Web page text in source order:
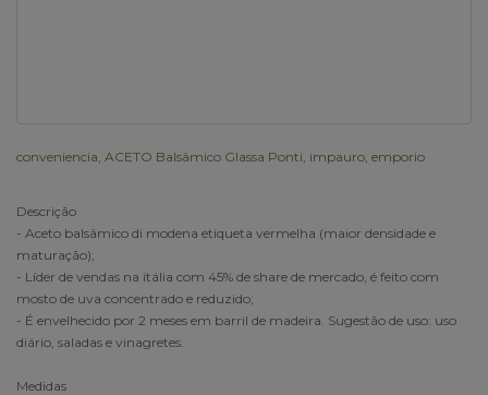
conveniencia ACETO Balsâmico Glassa Ponti impauro emporio
Descrição
- Aceto balsâmico di modena etiqueta vermelha (maior densidade e
maturação);
- Líder de vendas na itália com 45% de share de mercado, é feito com
mosto de uva concentrado e reduzido;
- É envelhecido por 2 meses em barril de madeira. Sugestão de uso: uso
diário, saladas e vinagretes.
Medidas